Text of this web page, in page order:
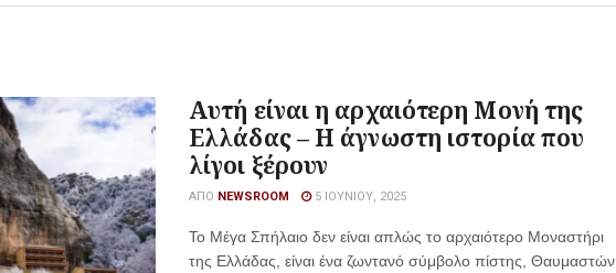
Αυτή είναι η αρχαιότερη Μονή της
Ελλάδας – Η άγνωστη ιστορία που
λίγοι ξέρουν
ΑΠΌ NEWSROOM 5 ΙΟΥΝΊΟΥ, 2025
Το Μέγα Σπήλαιο δεν είναι απλώς το αρχαιότερο Μοναστήρι
της Ελλάδας, είναι ένα ζωντανό σύμβολο πίστης, Θαυμαστών